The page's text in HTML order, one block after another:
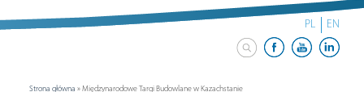
PL EN
Strona główna »Międzynarodowe Targi Budowlane w Kazachstanie